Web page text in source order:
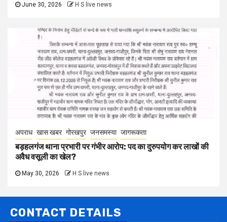
June 30, 2026 H S live news
अपराध खास खबर गोरखपुर जनसमस्या जागरूकता
बड़हलगंज थाना प्रभारी पर गंभीर आरोप: पद का दुरुपयोग कर लाखों की
अवैध वसूली का खेल?
May 30, 2026 H S live news
CONTACT DETAILS